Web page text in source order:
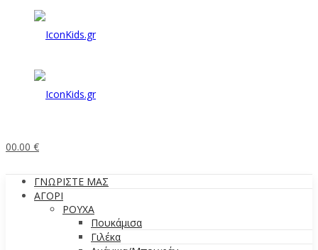
00.00 €
ΓΝΩΡΙΣΤΕ ΜΑΣ
ΑΓΟΡΙ
ΡΟΥΧΑ
Πουκάμισα
Γιλέκα